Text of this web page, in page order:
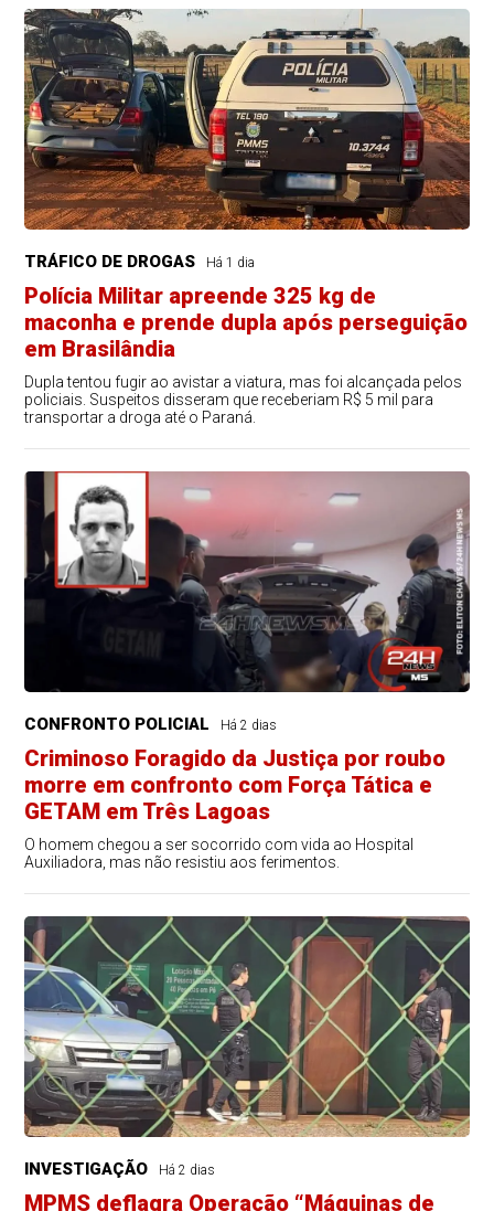
TRÁFICO DE DROGAS Há 1 dia
Polícia Militar apreende 325 kg de
maconha e prende dupla após perseguição
em Brasilândia
Dupla tentou fugir ao avistar a viatura, mas foi alcançada pelos
policiais. Suspeitos disseram que receberiam R$ 5 mil para
transportar a droga até o Paraná.
CONFRONTO POLICIAL Há 2 dias
Criminoso Foragido da Justiça por roubo
morre em confronto com Força Tática e
GETAM em Três Lagoas
O homem chegou a ser socorrido com vida ao Hospital
Auxiliadora, mas não resistiu aos ferimentos.
INVESTIGAÇÃO Há 2 dias
MPMS deflagra Operação “Máquinas de